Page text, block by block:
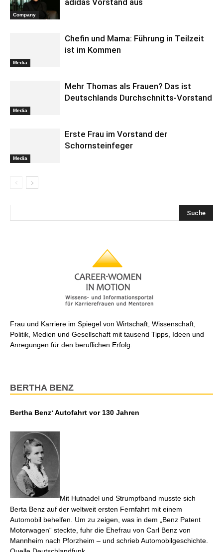
Company
adidas Vorstand aus
Media
Chefin und Mama: Führung in Teilzeit
ist im Kommen
Media
Mehr Thomas als Frauen? Das ist
Deutschlands Durchschnitts-Vorstand
Media
Erste Frau im Vorstand der
Schornsteinfeger
Frau und Karriere im Spiegel von Wirtschaft, Wissenschaft,
Politik, Medien und Gesellschaft mit tausend Tipps, Ideen und
Anregungen für den beruflichen Erfolg.
BERTHA BENZ
Bertha Benz‘ Autofahrt vor 130 Jahren
Mit Hutnadel und Strumpfband musste sich
Berta Benz auf der weltweit ersten Fernfahrt mit einem
Automobil behelfen. Um zu zeigen, was in dem „Benz Patent
Motorwagen“ steckte, fuhr die Ehefrau von Carl Benz von
Mannheim nach Pforzheim – und schrieb Automobilgeschichte.